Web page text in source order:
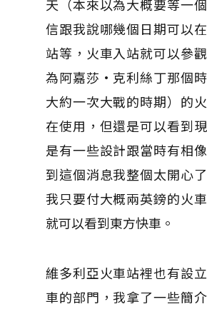
天（本來以為大概要等一
信跟我說哪幾個日期可以
站等，火車入站就可以參
為阿嘉莎·克利絲丁那個
大約一次大戰的時期）的
在使用，但還是可以看到
是有一些設計跟當時有相
到這個消息我整個太開心
我只要付大概兩英鎊的火
就可以看到東方快車。
維多利亞火車站裡也有設
車的部門，我拿了一些簡